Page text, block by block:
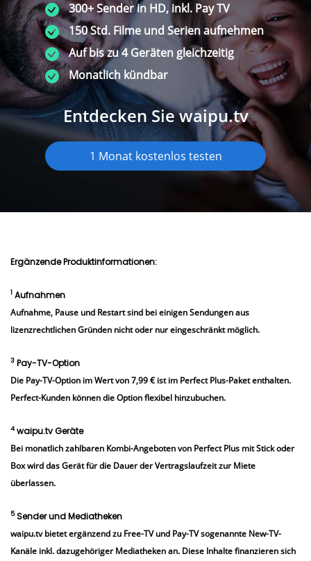
300+ Sender in HD, inkl. Pay TV
150 Std. Filme und Serien aufnehmen
Auf bis zu 4 Geräten gleichzeitig
Monatlich kündbar
Entdecken Sie waipu.tv
1 Monat kostenlos testen
Ergänzende Produktinformationen:
1 Aufnahmen
Aufnahme, Pause und Restart sind bei einigen Sendungen aus
lizenzrechtlichen Gründen nicht oder nur eingeschränkt möglich.
3 Pay-TV-Option
Die Pay-TV-Option im Wert von 7,99 € ist im Perfect Plus-Paket enthalten.
Perfect-Kunden können die Option flexibel hinzubuchen.
4waipu.tv Geräte
Bei monatlich zahlbaren Kombi-Angeboten von Perfect Plus mit Stick oder
Box wird das Gerät für die Dauer der Vertragslaufzeit zur Miete
überlassen.
5Sender und Mediatheken
waipu.tv bietet ergänzend zu Free-TV und Pay-TV sogenannte New-TV-
Kanäle inkl. dazugehöriger Mediatheken an. Diese Inhalte finanzieren sich